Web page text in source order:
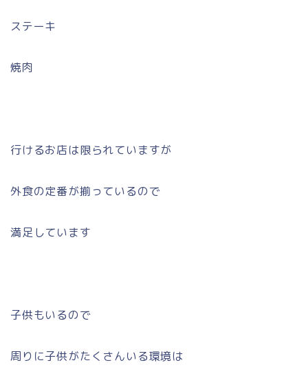
ステーキ
焼肉
行けるお店は限られていますが
外食の定番が揃っているので
満足しています
子供もいるので
周りに子供がたくさんいる環境は